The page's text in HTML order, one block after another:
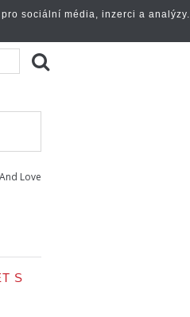
Love
S
sociální média, inzerci a analýzy.